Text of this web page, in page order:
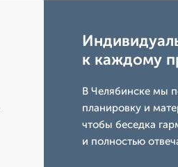
к каждому
В Челябинске мы
планировку и
чтобы беседка
и полностью